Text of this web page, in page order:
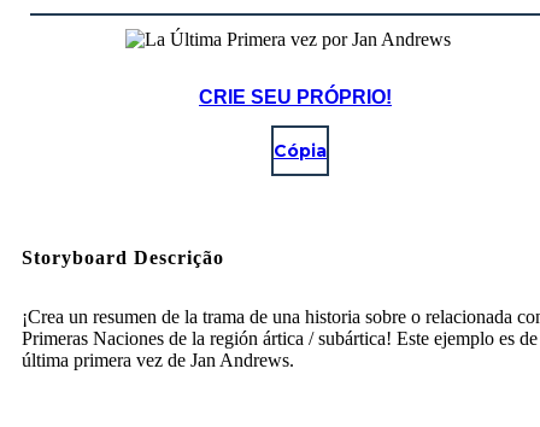
CRIE SEU PRÓPRIO!
Cópia
Storyboard Descrição
¡Crea un resumen de la trama de una historia sobre o relacionada
Primeras Naciones de la región ártica / subártica! Este ejemplo es
última primera vez de Jan Andrews.